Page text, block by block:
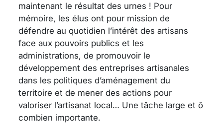
maintenant le résultat des urnes ! Pour
mémoire, les élus ont pour mission de
défendre au quotidien l’intérêt des artisans
face aux pouvoirs publics et les
administrations, de promouvoir le
développement des entreprises artisanales
dans les politiques d’aménagement du
territoire et de mener des actions pour
valoriser l’artisanat local… Une tâche large et ô
combien importante.